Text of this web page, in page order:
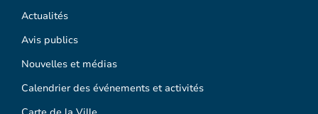
Actualités
Avis publics
Nouvelles et médias
Calendrier des événements et activités